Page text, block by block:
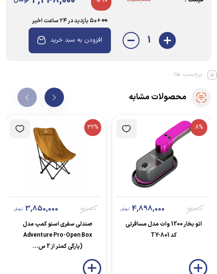
1
👀 +۵۰ بازدید در ۲۴ ساعت اخیر
افزودن به سبد خرید
برچسب ها:
محصولات مشابه
8%
5,300,000
4,898,000 تومان
اتو بخار 1200 وات مدل مسافرتی
کد TY-801
32%
5,700,000
3,850,000 تومان
صندلی سفری اسنو کمپ مدل
Adventure Pro-Open Box
(پارگی کمتر از 2 س...